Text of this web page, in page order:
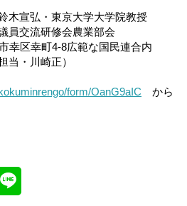
木宣弘・東京大学大学院教授
員交流研修会農業部会
幸区幸町4-8広範な国民連合内
・川崎正）
form/OanG9aIC から